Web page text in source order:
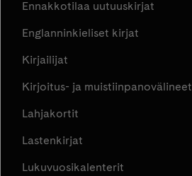
Ennakkotilaa uutuuskirjat
Englanninkieliset kirjat
Kirjailijat
Kirjoitus- ja muistiinpanovälineet
Lahjakortit
Lastenkirjat
Lukuvuosikalenterit